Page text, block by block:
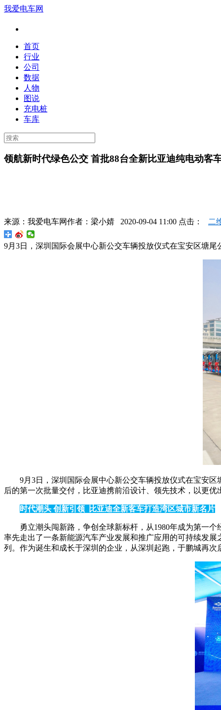
我爱电车网
首页
行业
公司
数据
人物
图说
充电桩
车库
领航新时代绿色公交 首批88台全新比亚迪纯电动客
来源： 我爱电车网作者： 梁小婧 2020-09-04 11:00 点击： 二
9月3日，深圳国际会展中心新公交车辆投放仪式在宝安区塘
9月3日，深圳国际会展中心新公交车辆投放仪式在宝安
后的第一次批量交付，比亚迪携前沿设计、领先技术，以更
时代潮头 创新引领 比亚迪全新客车打造湾区城市新名片
勇立潮头闯新路，争创全球新标杆，从1980年成为第一
率先走出了一条新能源汽车产业发展和推广应用的可持续发
列。作为诞生和成长于深圳的企业，从深圳起跑，于鹏城再